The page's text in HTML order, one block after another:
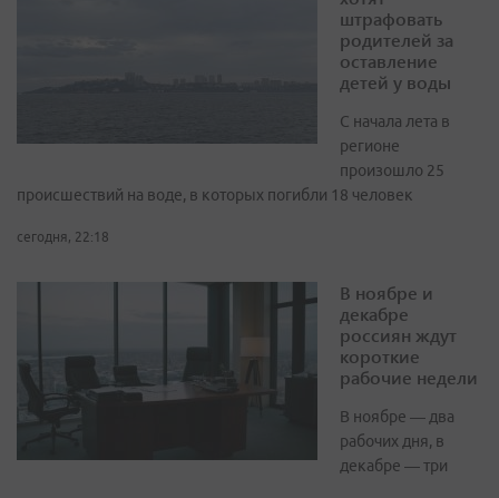
штрафовать
родителей за
оставление
детей у воды
С начала лета в
регионе
произошло 25
происшествий на воде, в которых погибли 18 человек
сегодня, 22:18
В ноябре и
декабре
россиян ждут
короткие
рабочие недели
В ноябре — два
рабочих дня, в
декабре — три